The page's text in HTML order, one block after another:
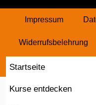
Impressum
Widerrufsbelehrung
Historie
Startseite
Kurse entdecken